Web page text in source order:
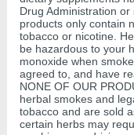
Drug Administration
products only contain
tobacco or nicotine.
be hazardous to your
monoxide when
agreed to, and have
NONE OF OUR
herbal smokes and
tobacco and are sold
certain herbs may